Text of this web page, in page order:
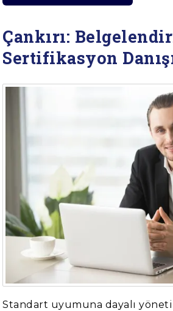
Çankırı:
Sertifikasyon
Standart uyumuna dayalı